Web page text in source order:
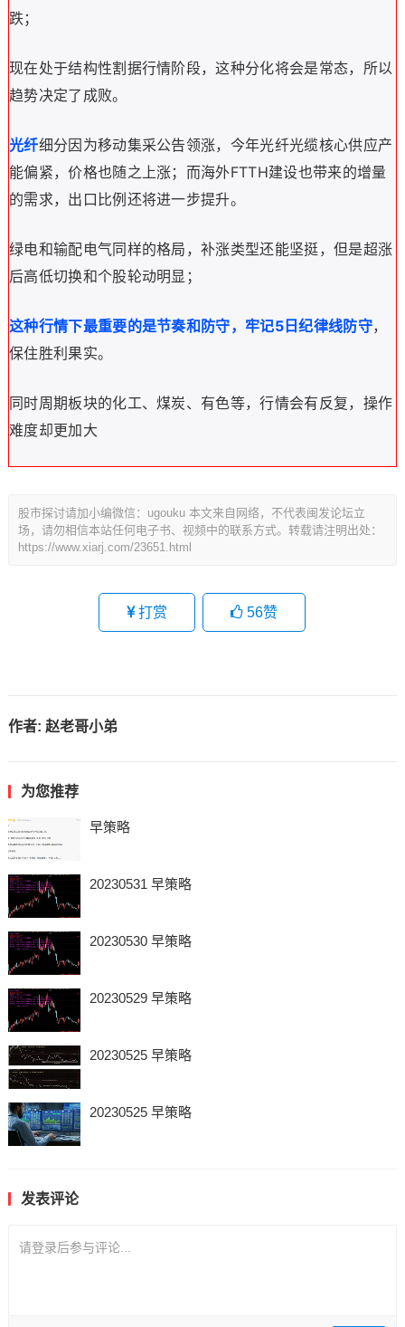
跌；
现在处于结构性割据行情阶段，这种分化将会是常态，所以
趋势决定了成败。
光纤细分因为移动集采公告领涨，今年光纤光缆核心供应产
能偏紧，价格也随之上涨；而海外FTTH建设也带来的增量
的需求，出口比例还将进一步提升。
绿电和输配电气同样的格局，补涨类型还能坚挺，但是超涨
后高低切换和个股轮动明显；
这种行情下最重要的是节奏和防守，牢记5 日纪律线防守，
保住胜利果实。
同时周期板块的化工、煤炭、有色等，行情会有反复，操作
难度却更加大
股市探讨请加小编微信：ugouku 本文来自网络，不代表闽发论坛立
场，请勿相信本站任何电子书、视频中的联系方式。转载请注明出处：
https://www.xiarj.com/23651.html
打赏 56赞
作者: 赵老哥小弟
为您推荐
早策略
20230531 早策略
20230530 早策略
20230529 早策略
20230525 早策略
20230525 早策略
发表评论
请登录后参与评论...